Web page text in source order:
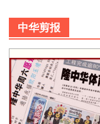
中华剪报